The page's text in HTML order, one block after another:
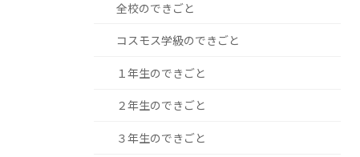
全校のできごと
コスモス学級のできごと
１年生のできごと
２年生のできごと
３年生のできごと